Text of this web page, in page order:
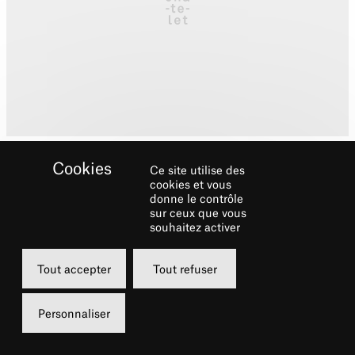
Biographie
Dimitri Vassilakis commence ses études
musicales à Athènes, où il est né en 1967. Il
poursuit ses études au Conservatoire de Paris
Ce site utilise des
cookies et vous
donne le contrôle
sur ceux que vous
souhaitez activer
Tout accepter Tout refuser
Personnaliser